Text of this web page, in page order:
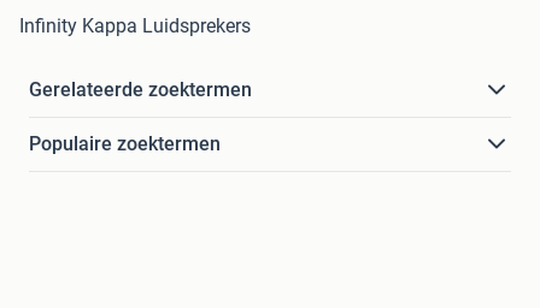
Infinity Kappa Luidsprekers
Gerelateerde zoektermen
Populaire zoektermen